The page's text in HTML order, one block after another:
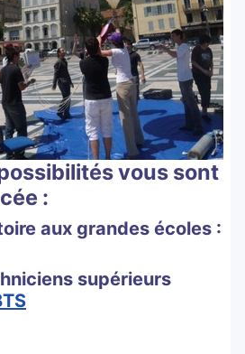
vous sont
:
aux grandes écoles :
supérieurs